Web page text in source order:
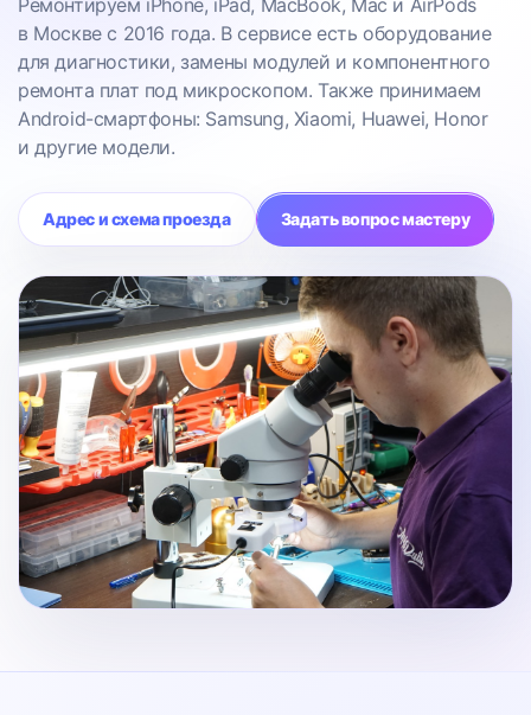
Ремонтируем iPhone, iPad, MacBook, Mac и AirPods
в Москве с 2016 года. В сервисе есть оборудование
для диагностики, замены модулей и компонентного
ремонта плат под микроскопом. Также принимаем
Android-смартфоны: Samsung, Xiaomi, Huawei, Honor
и другие модели.
Адрес и схема проезда Задать вопрос мастеру